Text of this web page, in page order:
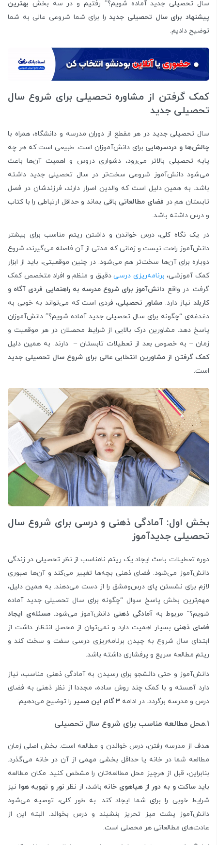
سال تحصیلی جدید آماده شویم؟” رفتیم و در سه بخش بهترین
پیشنهاد برای سال تحصیلی جدیدرا برای شما شروعی عالی به شما
توضیح دادیم.
کمک گرفتن از مشاوره تحصیلی برای شروع سال
تحصیلی جدید
سال تحصیلی جدید در هر مقطع از دوران مدرسه و دانشگاه، همراه با
چالش‌ها و دردسرهایی برای دانش‌آموزان است. طبیعی است که هر چه
پایه تحصیلی بالاتر می‌رود، دشواری دروس و اهمیت آن‌ها باعث
می‌شود دانش‌آموز شروعی سخت‌تر در سال تحصیلی جدید داشته
باشد. به همین دلیل است که والدین اصرار دارند، فرزندشان در فصل
تابستان هم در فضای مطالعاتی باقی بماند و حداقل ارتباطی را با کتاب
و درس داشته باشد.
در یک نگاه کلی، درس خواندن و داشتن ریتم مناسب برای بیشتر
دانش‌آموز راحت نیست و زمانی که مدتی از آن فاصله می‌گیرند، شروع
دوباره برای آن‌ها سخت‌تر هم می‌شود. در چنین موقعیتی، باید از ابزار
کمک آموزشی، برنامه‌ریزی درسیدقیق و منظم و افراد متخصص کمک
گرفت. در واقع دانش‌آموز برای شروع مدرسه به راهنمایی فردی آگاه و
کاربلدنیاز دارد. مشاور تحصیلی، فردی است که می‌تواند به خوبی به
دغدغه‌ی “چگونه برای سال تحصیلی جدید آماده شویم؟” دانش‌آموزان
پاسخ دهد. مشاورین درک بالایی از شرایط محصلان در هر موقعیت و
زمان – به خصوص بعد از تعطیلات تابستان – دارند. به همین دلیل
کمک گرفتن از مشاورین انتخابی عالی برای شروع سال تحصیلی جدید
است.
بخش اول: آمادگی ذهنی و درسی برای شروع سال
تحصیلی جدیدآموز
دوره تعطیلات باعث ایجاد یک ریتم نامناسب از نظر تحصیلی در زندگی
دانش‌آموز می‌شود. فضای ذهنی بچه‌ها تغییر می‌کند و آن‌ها صبوری
لازم برای نشستن پای درس‌ومشق را از دست می‌دهند. به همین دلیل،
مهم‌ترین بخش پاسخ سوال “چگونه برای سال تحصیلی جدید آماده
شویم؟” مربوط بهآمادگی ذهنی دانش‌آموز می‌شود.مسئله‌ی ایجاد
فضای ذهنی بسیار اهمیت دارد و نمی‌توان از محصل انتظار داشت از
ابتدای سال شروع به چیدن برنامه‌ریزی درسی سفت و سخت کند و
ریتم مطالعه سریع و پرفشاری داشته باشد.
دانش‌آموز و حتی دانشجو برای رسیدن به آمادگی ذهنی مناسب، نیاز
دارد آهسته و با کمک چند روش ساده، مجددا از نظر ذهنی به فضای
درس و مدرسه برگردد. در ادامه 3 گام این مسیر را توضیح می‌دهیم:
1.محل مطالعه مناسب برای شروع سال تحصیلی
هدف از مدرسه رفتن، درس خواندن و مطالعه است. بخش اصلی زمان
مطالعه شما در خانه یا حداقل بخشی مهمی از آن در خانه می‌گذرد.
بنابراین، قبل از هرچیز محل مطالعه‌تان را مشخص کنید. مکان مطالعه
باید ساکت و به دور از هیاهوی خانه باشد، از نظر نور و تهویه هوا نیز
شرایط خوبی را برای شما ایجاد کند. به طور کلی، توصیه می‌شود
دانش‌آموز پشت میز تحریز بنشیند و درس بخواند. البته این از
عادت‌های مطالعاتی هر محصلی است.